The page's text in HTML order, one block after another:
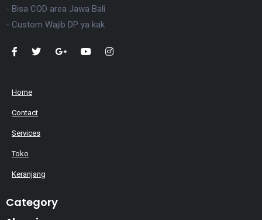
- Bisa COD area Jawa Bali
- Custom Wajib DP ya kak
Home
Contact
Services
Toko
Keranjang
Category